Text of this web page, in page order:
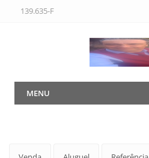
139.635-F
MENU